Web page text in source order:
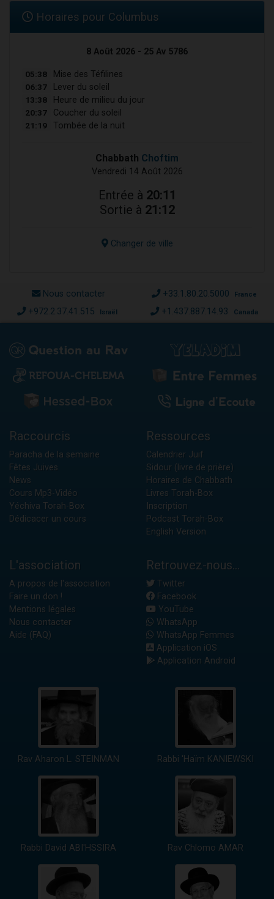
Horaires pour Columbus
8 Août 2026 - 25 Av 5786
05:38 Mise des Téfilines
06:37 Lever du soleil
13:38 Heure de milieu du jour
20:37 Coucher du soleil
21:19 Tombée de la nuit
Chabbath Choftim
Vendredi 14 Août 2026
Entrée à 20:11
Sortie à 21:12
Changer de ville
Nous contacter +33.1.80.20.5000 France
+972.2.37.41.515 Israël +1.437.887.14.93 Canada
Raccourcis
Paracha de la semaine
Fêtes Juives
News
Cours Mp3-Vidéo
Yéchiva Torah-Box
Dédicacer un cours
Ressources
Calendrier Juif
Sidour (livre de prière)
Horaires de Chabbath
Livres Torah-Box
Inscription
Podcast Torah-Box
English Version
L'association
A propos de l'association
Faire un don !
Mentions légales
Nous contacter
Aide (FAQ)
Retrouvez-nous...
Twitter
Facebook
YouTube
WhatsApp
WhatsApp Femmes
Application iOS
Application Android
Rav Aharon L. STEINMAN Rabbi 'Haïm KANIEWSKI
Rabbi David ABI'HSSIRA Rav Chlomo AMAR